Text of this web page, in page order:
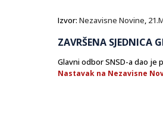
Izvor: Nezavisne Novine,
ZAVRŠENA SJEDNICA
Glavni odbor SNSD-a dao
Nastavak na Nezavisne